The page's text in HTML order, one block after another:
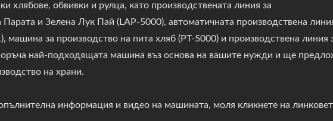
хлябове, обвивки и рулца, като производствената линия за
Парата и Зелена Лук Пай (LAP-5000), автоматичната производствена
машина за производство на пита хляб (PT-5000) и производствена
най-подходящата машина въз основа на вашите нужди и ще
на храни.
информация и видео на машината, моля кликнете на